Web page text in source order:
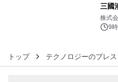
三國
株式
9
トップ テクノロジーのプレ